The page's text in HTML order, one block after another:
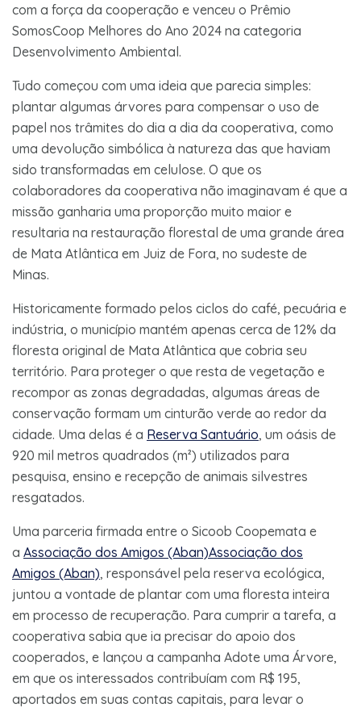
com a força da cooperação e venceu o Prêmio
SomosCoop Melhores do Ano 2024 na categoria
Desenvolvimento Ambiental.
Tudo começou com uma ideia que parecia simples:
plantar algumas árvores para compensar o uso de
papel nos trâmites do dia a dia da cooperativa, como
uma devolução simbólica à natureza das que haviam
sido transformadas em celulose. O que os
colaboradores da cooperativa não imaginavam é que a
missão ganharia uma proporção muito maior e
resultaria na restauração florestal de uma grande área
de Mata Atlântica em Juiz de Fora, no sudeste de
Minas.
Historicamente formado pelos ciclos do café, pecuária e
indústria, o município mantém apenas cerca de 12% da
floresta original de Mata Atlântica que cobria seu
território. Para proteger o que resta de vegetação e
recompor as zonas degradadas, algumas áreas de
conservação formam um cinturão verde ao redor da
cidade. Uma delas é a Reserva Santuário, um oásis de
920 mil metros quadrados (m²) utilizados para
pesquisa, ensino e recepção de animais silvestres
resgatados.
Uma parceria firmada entre o Sicoob Coopemata e
a Associação dos Amigos (Aban)Associação dos
Amigos (Aban), responsável pela reserva ecológica,
juntou a vontade de plantar com uma floresta inteira
em processo de recuperação. Para cumprir a tarefa, a
cooperativa sabia que ia precisar do apoio dos
cooperados, e lançou a campanha Adote uma Árvore,
em que os interessados contribuíam com R$ 195,
aportados em suas contas capitais, para levar o